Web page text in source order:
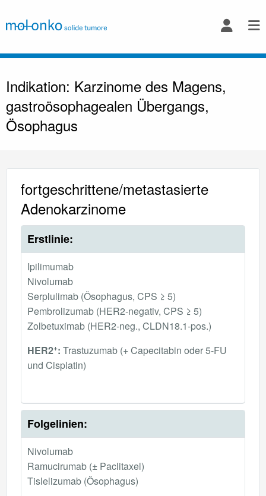
Indikation: Karzinome des Magens,
gastroösophagealen Übergangs,
Ösophagus
fortgeschrittene/metastasierte
Adenokarzinome
Erstlinie:
Ipilimumab
Nivolumab
Serplulimab (Ösophagus, CPS ≥ 5)
Pembrolizumab (HER2-negativ, CPS ≥ 5)
Zolbetuximab (HER2-neg., CLDN18.1-pos.)
HER2+: Trastuzumab (+ Capecitabin oder 5-FU
und Cisplatin)
Folgelinien:
Nivolumab
Ramucirumab (± Paclitaxel)
Tislelizumab (Ösophagus)